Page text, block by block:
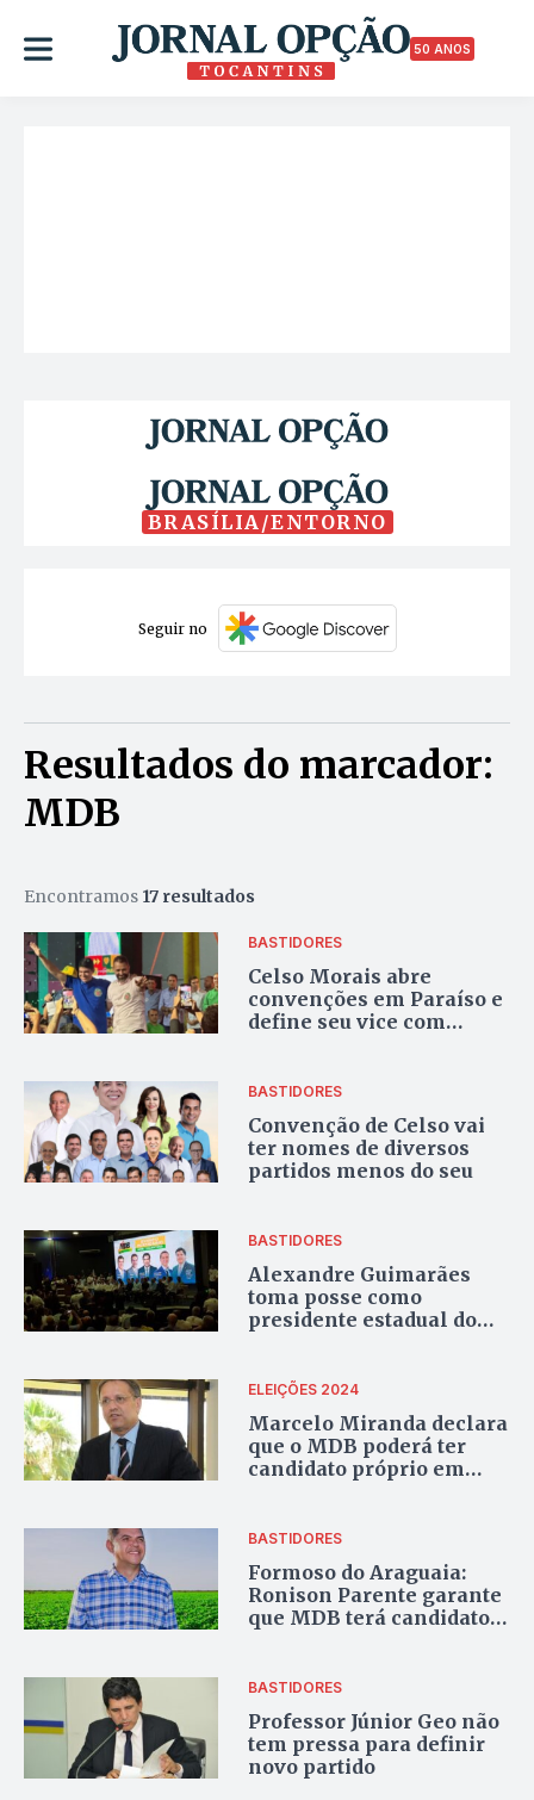
50 ANOS
BRASÍLIA/ENTORNO
Seguir no
Resultados do marcador:
MDB
Encontramos 17 resultados
BASTIDORES
Celso Morais abre
convenções em Paraíso e
define seu vice com
BASTIDORES
Convenção de Celso vai
ter nomes de diversos
partidos menos do seu
BASTIDORES
Alexandre Guimarães
toma posse como
presidente estadual do
governador do Pará
ELEIÇÕES 2024
Marcelo Miranda declara
que o MDB poderá ter
candidato próprio em
BASTIDORES
Formoso do Araguaia:
Ronison Parente garante
que MDB terá candidato
BASTIDORES
Professor Júnior Geo não
tem pressa para definir
novo partido